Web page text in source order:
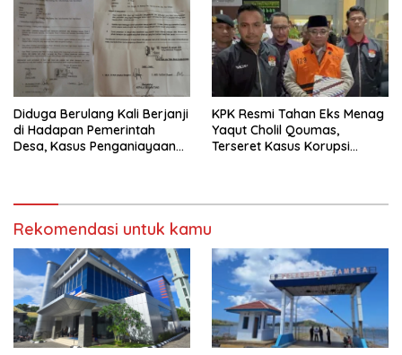
‎Diduga Berulang Kali Berjanji
di Hadapan Pemerintah
Desa, Kasus Penganiayaan
KPK Resmi Tahan Eks Menag
Yaqut Cholil Qoumas,
Terseret Kasus Korupsi
Rekomendasi untuk kamu